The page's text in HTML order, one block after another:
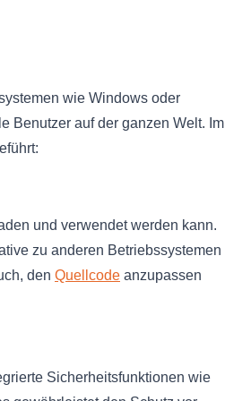
wie Windows oder
Benutzer auf der ganzen Welt. Im
und verwendet werden kann.
zu anderen Betriebssystemen
den Quellcode anzupassen
Sicherheitsfunktionen wie